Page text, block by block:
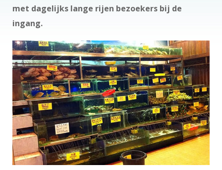
met dagelijks lange rijen bezoekers bij de
ingang.